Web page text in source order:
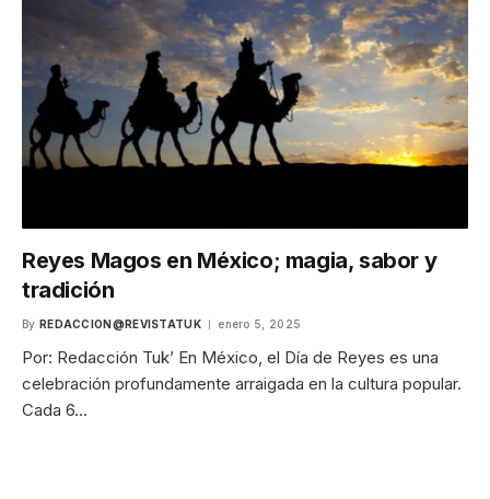
Reyes Magos en México; magia, sabor y
tradición
By REDACCION@REVISTATUK enero 5, 2025
Por: Redacción Tuk’ En México, el Día de Reyes es una
celebración profundamente arraigada en la cultura popular.
Cada 6…